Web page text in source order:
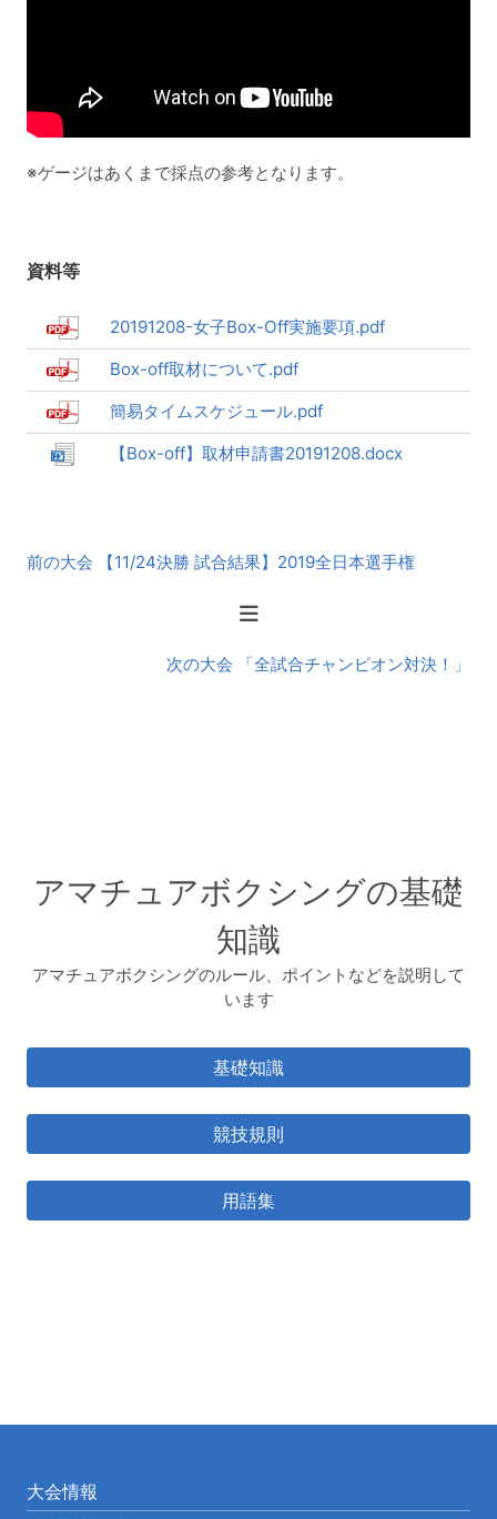
※ゲージはあくまで採点の参考となります。
資料等
20191208-女子Box-Off実施要項.pdf
Box-off取材について.pdf
簡易タイムスケジュール.pdf
【Box-off】取材申請書20191208.docx
後
前の大会 【11/24決勝 試合結果】2019全日本選手権
次の大会 「全試合チャンピオン対決！」
アマチュアボクシングの基礎
知識
アマチュアボクシングのルール、ポイントなどを説明して
います
基礎知識
競技規則
用語集
大会情報